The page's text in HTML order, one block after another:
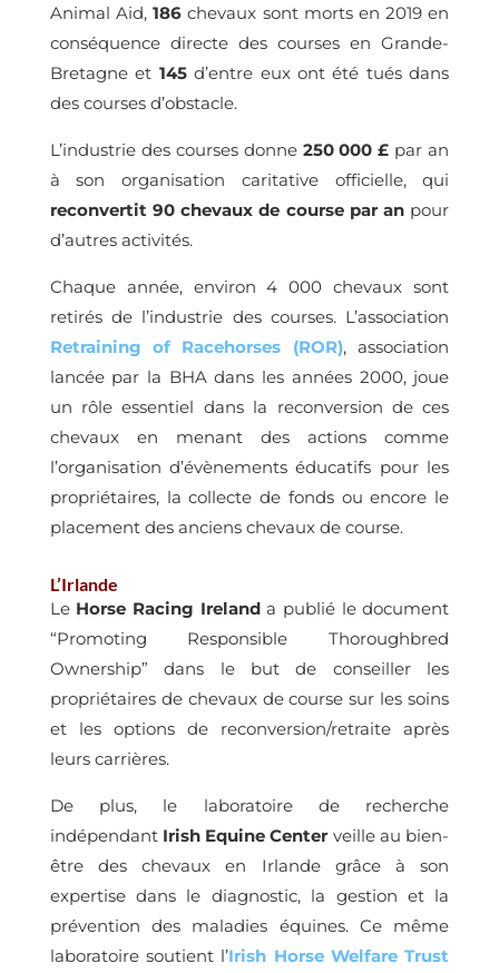
Animal Aid,186 chevaux sont morts en 2019 en
conséquence directe des courses en Grande-
Bretagne et 145d’entre eux ont été tués dans
des courses d’obstacle.
L’industrie des courses donne 250 000 £ par an
à son organisation caritative officielle, qui
reconvertit 90 chevaux de course par an pour
d’autres activités.
Chaque année, environ 4 000 chevaux sont
retirés de l’industrie des courses. L’association
Retraining of Racehorses (ROR), association
lancée par la BHA dans les années 2000, joue
un rôle essentiel dans la reconversion de ces
chevaux en menant des actions comme
l’organisation d’évènements éducatifs pour les
propriétaires, la collecte de fonds ou encore le
placement des anciens chevaux de course.
L’Irlande
Le Horse Racing Irelanda publié le document
“Promoting Responsible Thoroughbred
Ownership” dans le but de conseiller les
propriétaires de chevaux de course sur les soins
et les options de reconversion/retraite après
leurs carrières.
De plus, le laboratoire de recherche
indépendant Irish Equine Center veille au bien-
être des chevaux en Irlande grâce à son
expertise dans le diagnostic, la gestion et la
prévention des maladies équines. Ce même
laboratoire soutient l’Irish Horse Welfare Trust